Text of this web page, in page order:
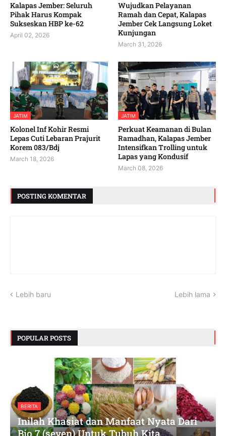
Kalapas Jember: Seluruh
Pihak Harus Kompak
Sukseskan HBP ke-62
April 02, 2026
Wujudkan Pelayanan
Ramah dan Cepat, Kalapas
Jember Cek Langsung Loket
Kunjungan
March 31, 2026
JATIM
Kolonel Inf Kohir Resmi
Lepas Cuti Lebaran Prajurit
Korem 083/Bdj
March 18, 2026
JATIM
Perkuat Keamanan di Bulan
Ramadhan, Kalapas Jember
Intensifkan Trolling untuk
Lapas yang Kondusif
March 08, 2026
POSTING KOMENTAR
Lebih baru Lebih lama
POPULAR POSTS
BERITA
Inilah Khasiat dan Manfaat Nyata Dari
Bio 7 (seven) Untuk Tubuh Kita